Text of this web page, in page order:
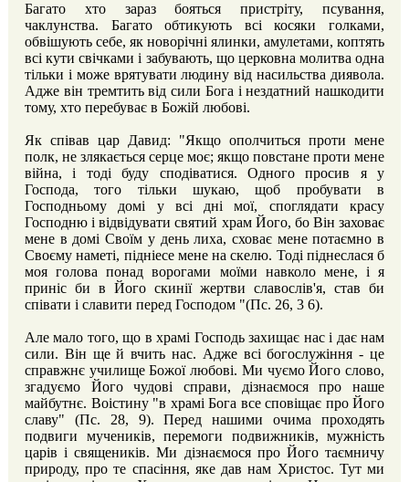
Багато хто зараз бояться пристріту, псування,
чаклунства. Багато обтикують всі косяки голками,
обвішують себе, як новорічні ялинки, амулетами, коптять
всі кути свічками і забувають, що церковна молитва одна
тільки і може врятувати людину від насильства диявола.
Адже він тремтить від сили Бога і нездатний нашкодити
тому, хто перебуває в Божій любові.
Як співав цар Давид: "Якщо ополчиться проти мене
полк, не злякається серце моє; якщо повстане проти мене
війна, і тоді буду сподіватися. Одного просив я у
Господа, того тільки шукаю, щоб пробувати в
Господньому домі у всі дні мої, споглядати красу
Господню і відвідувати святий храм Його, бо Він заховає
мене в домі Своїм у день лиха, сховає мене потаємно в
Своєму наметі, підніесе мене на скелю. Тоді піднеслася б
моя голова понад ворогами моїми навколо мене, і я
приніс би в Його скинії жертви славослів'я, став би
співати і славити перед Господом "(Пс. 26, 3 6).
Але мало того, що в храмі Господь захищає нас і дає нам
сили. Він ще й вчить нас. Адже всі богослужіння - це
справжнє училище Божої любові. Ми чуємо Його слово,
згадуємо Його чудові справи, дізнаємося про наше
майбутнє. Воістину "в храмі Бога все сповіщає про Його
славу" (Пс. 28, 9). Перед нашими очима проходять
подвиги мучеників, перемоги подвижників, мужність
царів і священиків. Ми дізнаємося про Його таємничу
природу, про те спасіння, яке дав нам Христос. Тут ми